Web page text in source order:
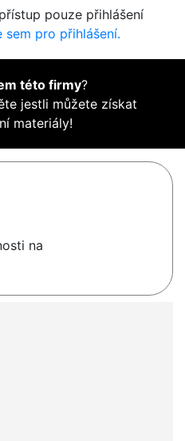
pouze přihlášení
sem pro přihlášení.
této firmy?
jestli můžete získat
materiály!
na